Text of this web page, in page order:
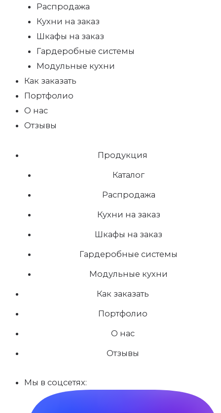
Распродажа
Кухни на заказ
Шкафы на заказ
Гардеробные системы
Модульные кухни
Как заказать
Портфолио
О нас
Отзывы
Продукция
Каталог
Распродажа
Кухни на заказ
Шкафы на заказ
Гардеробные системы
Модульные кухни
Как заказать
Портфолио
О нас
Отзывы
Мы в соцсетях: